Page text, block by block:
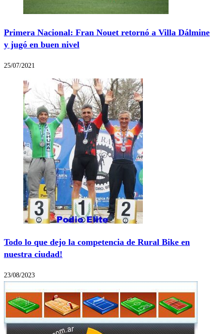
Primera Nacional: Fran Nouet retornó a Villa Dálmine
y jugó en buen nivel
25/07/2021
Todo lo que dejo la competencia de Rural Bike en
nuestra ciudad!
23/08/2023